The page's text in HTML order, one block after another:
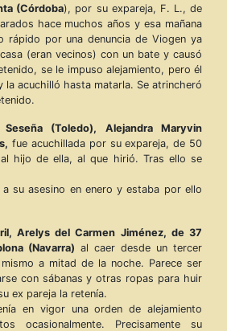
(Córdoba), por su expareja, F. L., de
hace muchos años y esa mañana
rápido por una denuncia de Viogen ya
(eran vecinos) con un bate y causó
se le impuso alejamiento, pero él
la acuchilló hasta matarla. Se atrincheró
(Toledo), Alejandra Maryvin
fue acuchillada por su expareja, de 50
hijo de ella, al que hirió. Tras ello se
a su asesino en enero y estaba por ello
Arelys del Carmen Jiménez, de 37
(Navarra) al caer desde un tercer
a mitad de la noche. Parece ser
con sábanas y otras ropas para huir
ex pareja la retenía.
en vigor una orden de alejamiento
ocasionalmente. Precisamente su